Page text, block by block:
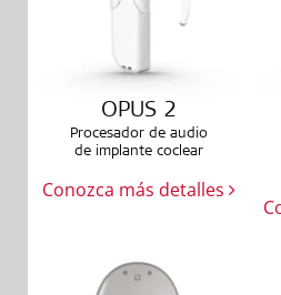
OPUS 2
Procesador de audio
de implante coclear
Conozca más detalles